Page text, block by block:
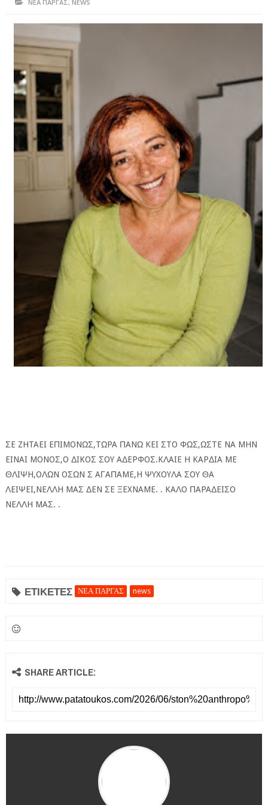
ΗΠΕΙΡΟΣ
ΑΡΤΑ
ΙΩΑΝΝΙΝΑ
ΘΕΣΠΡΩΤΙΑ
ΙΟΝΙΑ ΝΗΣΙΑ
ΚΑΙ ΕΛΛΑΔΑ
ΥΓΕΙΑ-ΟΜΟΡΦΙΑ
ΠΟΛΙΤΙΣΜΟΣ
ΠΕΡΙΒΑΛΛΟΝ
ΤΕΧΝΟΛΟΓΙΑ
ΔΙΕΘΝΗ
ΕΦΗΜΕΡΙΔΑ Η ΠΑΡΓΑ
ΝΕΑ ΠΑΡΓΑΣ, NEWS
ΣE ZHTAEI EΠIMONΩΣ,TΩPA ΠANΩ KEI ΣTO ΦΩΣ,ΩΣTE NA MHN
EINAI MONOΣ,O ΔIKOΣ ΣOY AΔEPΦOΣ.KΛAIE H KAPΔIA ME
ΘΛIΨH,OΛΩN OΣΩN Σ AΓAΠAME,H ΨYXOYΛA ΣOY ΘA
ΛEIΨEI,NEΛΛH MAΣ ΔEN ΣE ΞEXNAME. . KAΛO ΠAPAΔEIΣO
NEΛΛH MAΣ. .
ΕΤΙΚΕΤΕΣ ΝΕΑ ΠΑΡΓΑΣ news
SHARE ARTICLE: